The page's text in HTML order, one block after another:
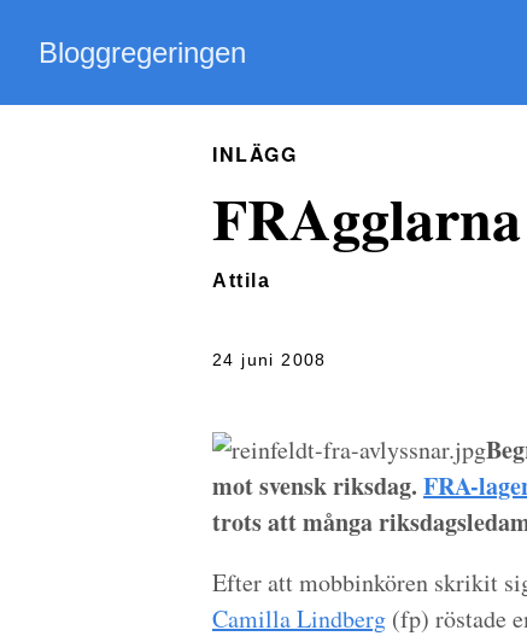
Bloggregeringen
INLÄGG
Attila
24 juni 2008
mot svensk riksdag. FRA-
trots att många
Efter att mobbinkören skrikit
Camilla Lindberg (fp) röstade